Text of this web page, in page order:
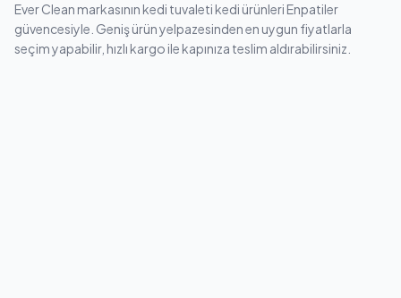
Ever Clean markasının kedi tuvaleti kedi ürünleri Enpatiler
güvencesiyle. Geniş ürün yelpazesinden en uygun fiyatlarla
seçim yapabilir, hızlı kargo ile kapınıza teslim aldırabilirsiniz.